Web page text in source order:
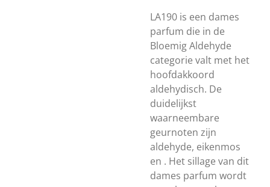
LA190 is een dames
parfum die in de
Bloemig Aldehyde
categorie valt met het
hoofdakkoord
aldehydisch. De
duidelijkst
waarneembare
geurnoten zijn
aldehyde, eikenmos
en . Het sillage van dit
dames parfum wordt